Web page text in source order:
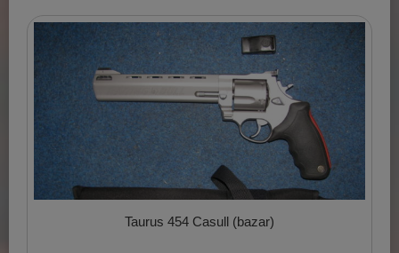
Taurus 454 Casull (bazar)